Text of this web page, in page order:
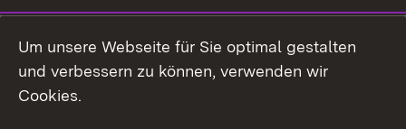
Um unsere Webseite für Sie optimal gestalten
und verbessern zu können, verwenden wir
Cookies.